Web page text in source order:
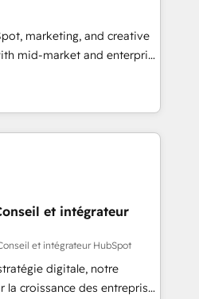
or
or Paypal 💰 Sage or
✍️ DocuSign or
Integrations"
data across... 🔄 any
Advanced Website and
in-house "HubScrub" Tool.
marketing, and creative
mid-market and enterprise
and teams that turn
engine. Named
of the Year in 2024,
15 years in the ecosystem,
model, delivering
teams in the UK, USA,
Belgium, Singapore, and
across all seven
et intégrateur
et intégrateur HubSpot
digitale, notre
croissance des entreprises